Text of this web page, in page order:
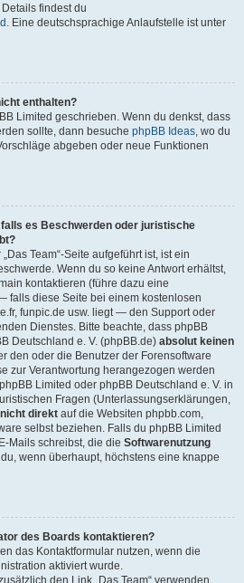
findest du
. Eine deutschsprachige Anlaufstelle ist unter
enthalten?
Limited geschrieben. Wenn du denkst, dass
sollte, dann besuche phpBB Ideas, wo du
abgeben oder neue Funktionen
es Beschwerden oder juristische
Team“-Seite aufgeführt ist, ist ein
Wenn du so keine Antwort erhältst,
kontaktieren (führe dazu eine
falls diese Seite bei einem kostenlosen
funpic.de usw. liegt — den Support oder
Dienstes. Bitte beachte, dass phpBB
Deutschland e. V. (phpBB.de) absolut keinen
den oder die Benutzer der Forensoftware
zur Verantwortung herangezogen werden
Limited oder phpBB Deutschland e. V. in
Fragen (Unterlassungserklärungen,
direkt auf die Websiten phpbb.com,
selbst beziehen. Falls du phpBB Limited
Mails schreibst, die die Softwarenutzung
wenn überhaupt, höchstens eine knappe
des Boards kontaktieren?
das Kontaktformular nutzen, wenn die
aktiviert wurde.
den Link „Das Team“ verwenden.